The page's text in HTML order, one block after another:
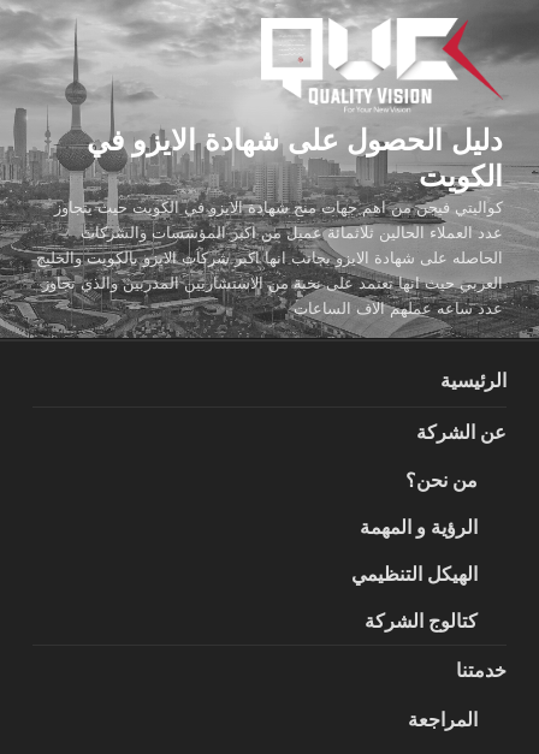
المحتوى
دليل الحصول على شهادة الايزو في
الكويت
كواليتي فيجن من اهم جهات منح شهادة الايزو في الكويت حيث يتجاوز
عدد العملاء الحالين ثلاثمائة عميل من اكبر المؤسسات والشركات
الحاصله على شهادة الايزو بجانب انها اكبر شركات الايزو بالكويت والخليج
العربي حيث انها تعتمد على نخبة من الاستشاريين المدربين والذي تجاوز
عدد ساعه عملهم الاف الساعات
الرئيسية
عن الشركة
من نحن؟
الرؤية و المهمة
الهيكل التنظيمي
كتالوج الشركة
خدمتنا
المراجعة